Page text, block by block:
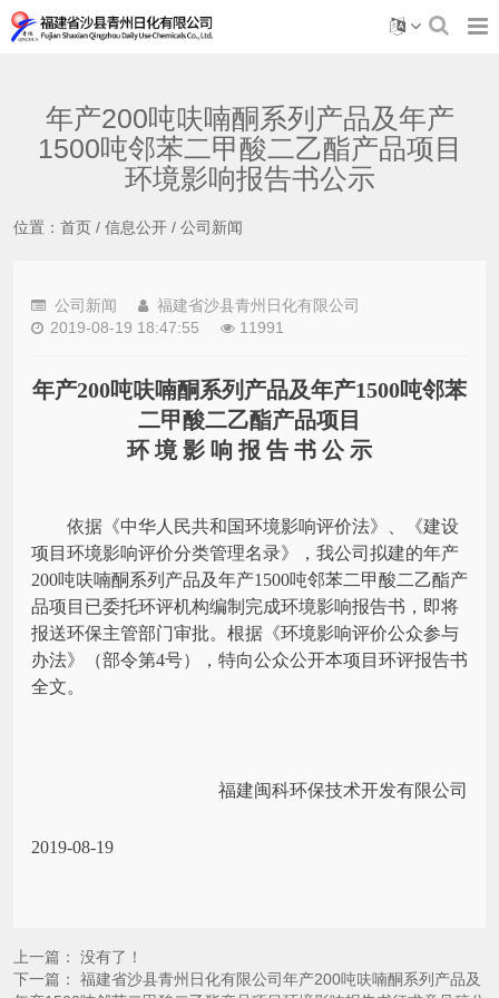
年产200吨呋喃酮系列产品及年产
1500吨邻苯二甲酸二乙酯产品项目
环境影响报告书公示
位置： 首页 / 信息公开 / 公司新闻
公司新闻
福建省沙县青州日化有限公司
2019-08-19 18:47:55
11991
年产200吨呋喃酮系列产品及年产1500吨邻苯
二甲酸二乙酯产品项目
环 境 影 响 报 告 书 公 示
依据《中华人民共和国环境影响评价法》、《建设
项目环境影响评价分类管理名录》，我公司拟建的年产
200吨呋喃酮系列产品及年产1500吨邻苯二甲酸二乙酯产
品项目已委托环评机构编制完成环境影响报告书，即将
报送环保主管部门审批。根据《环境影响评价公众参与
办法》（部令第4号），特向公众公开本项目环评报告书
全文。
福建闽科环保技术开发有限公司
2019-08-19
上一篇： 没有了！
下一篇： 福建省沙县青州日化有限公司年产200吨呋喃酮系列产品及